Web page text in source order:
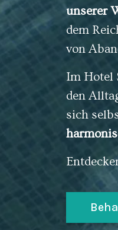
unserer
dem
von
Im Hotel
den
sich